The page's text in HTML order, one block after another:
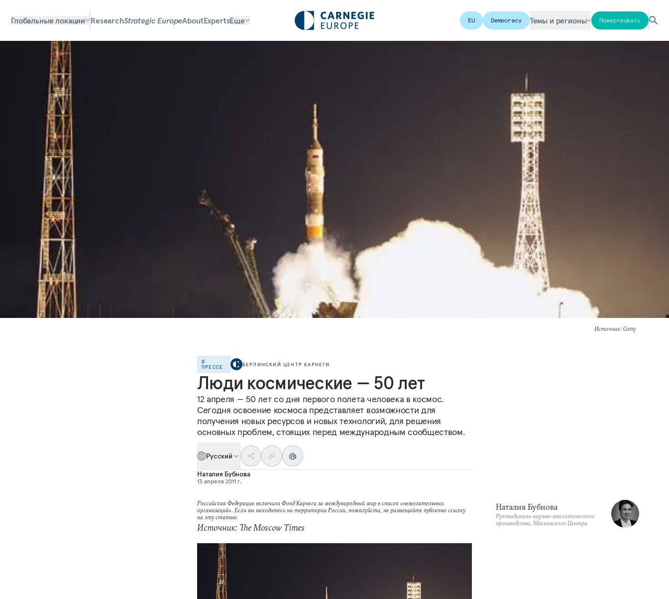
Глобальные локации ResearchStrategic EuropeAboutExpertsЕще EU Democracy Темы и регионы Пожертвовать
Источник: Getty
В
ПРЕССЕ
БЕРЛИНСКИЙ ЦЕНТР КАРНЕГИ
Люди космические — 50 лет
12 апреля — 50 лет со дня первого полета человека в космос.
Сегодня освоение космоса представляет возможности для
получения новых ресурсов и новых технологий, для решения
основных проблем, стоящих перед международным сообществом.
Русский
Наталия Бубнова
13 апреля 2011 г.
Российская Федерация включила Фонд Карнеги за международный мир в список «нежелательных
организаций». Если вы находитесь на территории России, пожалуйста, не размещайте публично ссылку
на эту статью.
Источник: The Moscow Times
Наталия Бубнова
Руководитель научно-аналитического
производства, Московского Центра